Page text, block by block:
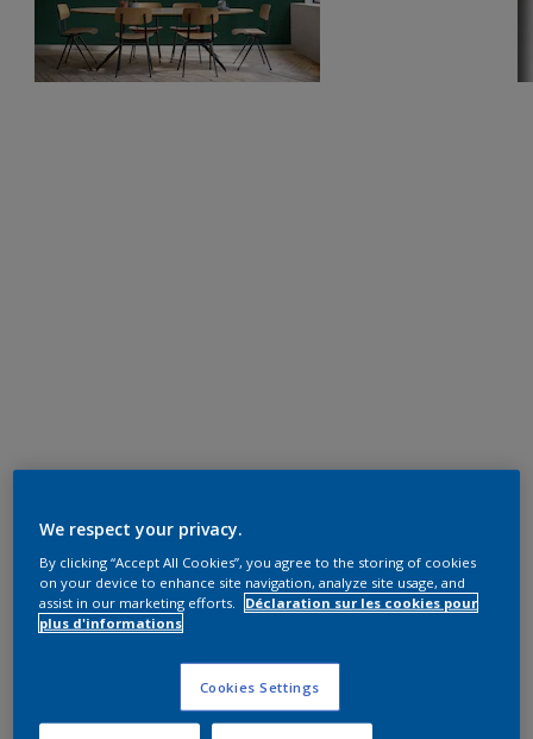
We respect your privacy.
By clicking “Accept All Cookies”, you agree to the storing of cookies
on your device to enhance site navigation, analyze site usage, and
assist in our marketing efforts.
Déclaration sur les cookies pour
plus d'informations
Cookies Settings